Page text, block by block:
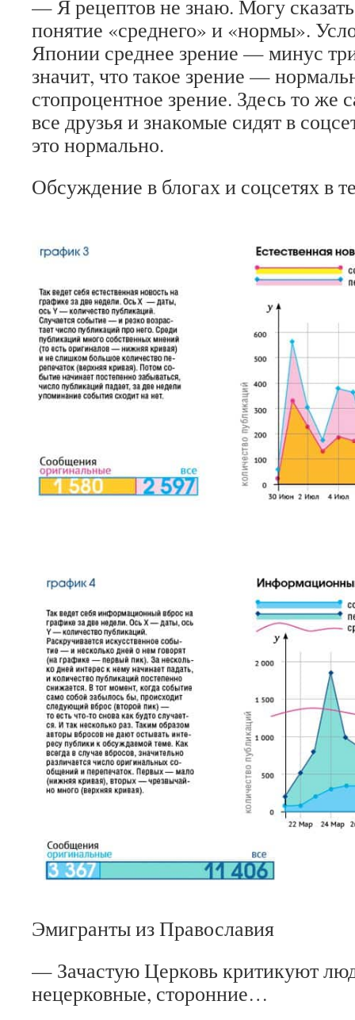
— Я рецептов не знаю. Могу
понятие «среднего» и «нормы».
Японии среднее зрение — минус
значит, что такое зрение —
стопроцентное зрение. Здесь то же
все друзья и знакомые сидят в
это нормально.
Обсуждение в блогах и соцсетях в
Эмигранты из Православия
— Зачастую Церковь критикуют
нецерковные, сторонние…